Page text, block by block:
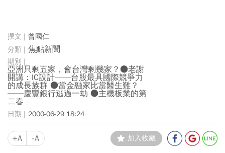
曾國仁
焦點新聞
亞洲只剩五家，會台灣剩幾家？●老謝
開講：IC設計──台股最具國際競爭力
的成長族群 ●當金融家比當醫生難？
──慶豐銀行逃過一劫 ●主機板業的第
二春
2000-06-29 18:24
+A -A 加入收藏